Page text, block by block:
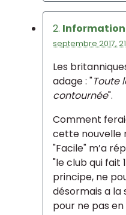
2.
septembre 2017,
Les
adage : "Toute
contournée".
Comment
cette nouvelle
"Facile" m’a
"le club qui fait
principe, ne
désormais a la
pour ne pas